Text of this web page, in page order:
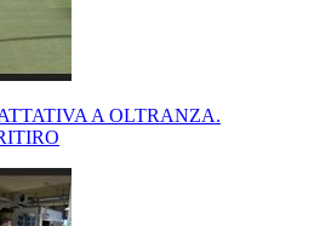
A OLTRANZA.